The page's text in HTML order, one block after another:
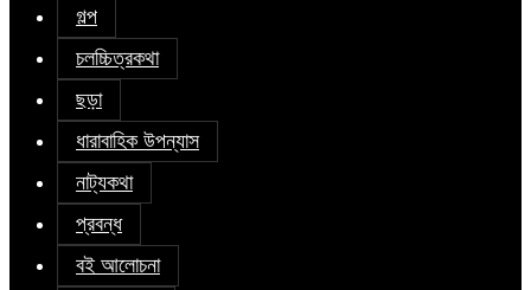
গল্প
চলচ্চিত্রকথা
ছড়া
ধারাবাহিক উপন্যাস
নাট্যকথা
প্রবন্ধ
বই আলোচনা